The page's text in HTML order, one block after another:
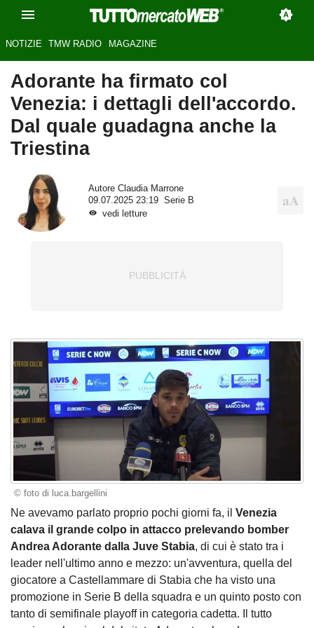
NOTIZIE TMW RADIO MAGAZINE
Adorante ha firmato col
Venezia: i dettagli dell'accordo.
Dal quale guadagna anche la
Triestina
Autore Claudia Marrone
09.07.2025 23:19
Serie B
vedi letture
© foto di luca.bargellini
Ne avevamo parlato proprio pochi giorni fa, il Venezia
calava il grande colpo in attacco prelevando bomber
Andrea Adorante dalla Juve Stabia, di cui è stato tra i
leader nell'ultimo anno e mezzo: un'avventura, quella del
giocatore a Castellammare di Stabia che ha visto una
promozione in Serie B della squadra e un quinto posto con
tanto di semifinale playoff in categoria cadetta. Il tutto